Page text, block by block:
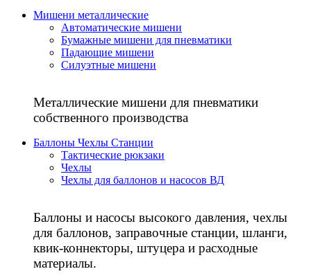
Мишени металлические
Автоматические мишени
Бумажные мишени для пневматики
Падающие мишени
Силуэтные мишени
Металлические мишени для пневматики
собственного производства
Баллоны Чехлы Станции
Тактические рюкзаки
Чехлы
Чехлы для баллонов и насосов ВД
Баллоны и насосы высокого давления, чехлы
для баллонов, заправочные станции, шланги,
квик-коннекторы, штуцера и расходные
материалы.